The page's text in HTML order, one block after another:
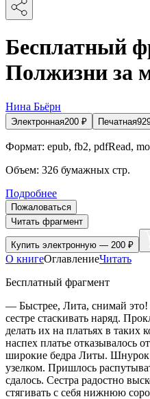
Бесплатный
Полжизни за
Нина Бьёрн
Электронная200 ₽ Печатная
Формат: epub, fb2, pdfRead,
Объем: 326 бумажных стр.
Подробнее
Пожаловаться
Читать фрагмент
Купить электронную — 200 ₽
О книгеОглавлениеЧитать
Бесплатный фрагмент
— Быстрее, Лита, снимай
сестре стаскивать наряд.
делать их на платьях в таких
наспех платье отказывалось
широкие бедра Литы. Шнурок
узелком. Пришлось
сдалось. Сестра радостно
стягивать с себя нижнюю